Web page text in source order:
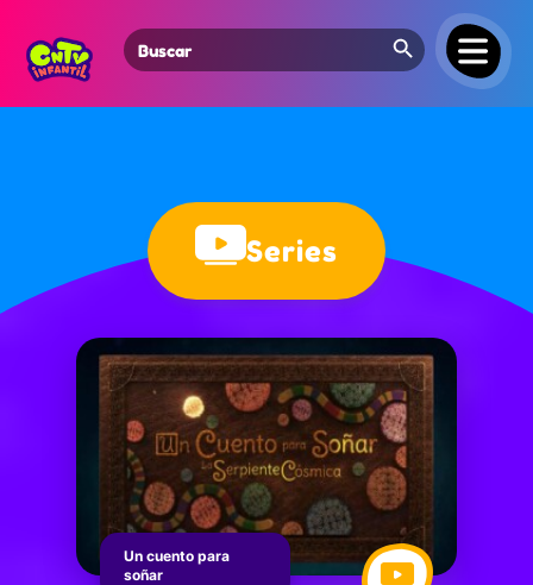
Search
for:
Search Button
Series
Un cuento para
soñar